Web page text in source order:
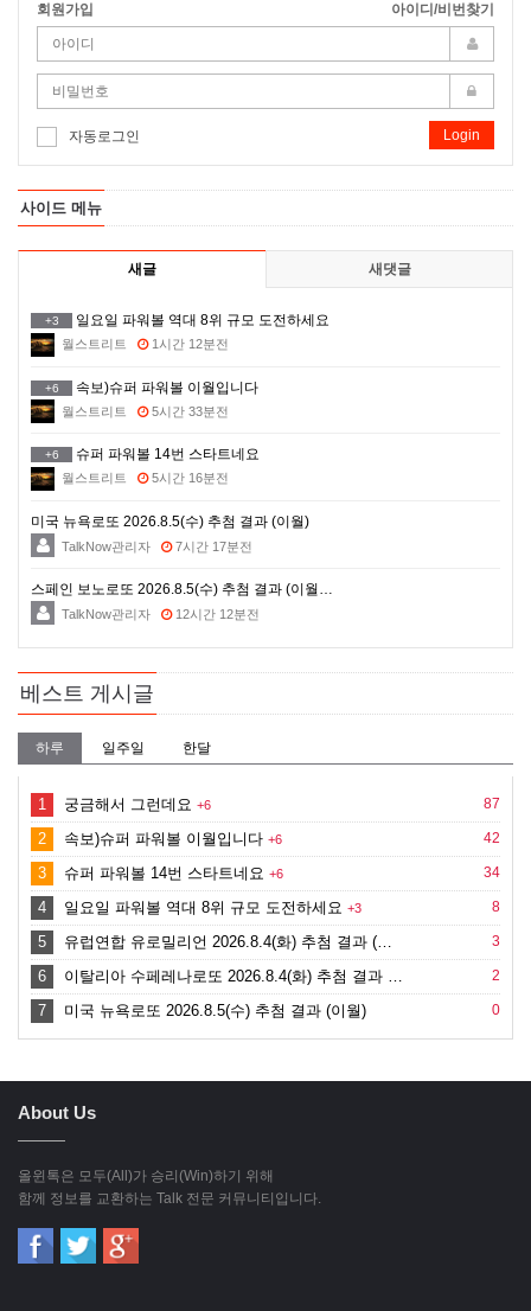
회원가입 아이디/비번찾기
자동로그인 Login
사이드 메뉴
새글 새댓글
+3 일요일 파워볼 역대 8위 규모 도전하세요
월스트리트 1시간 12분전
+6 속보)슈퍼 파워볼 이월입니다
월스트리트 5시간 33분전
+6 슈퍼 파워볼 14번 스타트네요
월스트리트 5시간 16분전
미국 뉴욕로또 2026.8.5(수) 추첨 결과 (이월)
TalkNow관리자 7시간 17분전
스페인 보노로또 2026.8.5(수) 추첨 결과 (이월…
TalkNow관리자 12시간 12분전
베스트 게시글
하루 일주일 한달
1 궁금해서 그런데요 +6 87
2 속보)슈퍼 파워볼 이월입니다 +6 42
3 슈퍼 파워볼 14번 스타트네요 +6 34
4 일요일 파워볼 역대 8위 규모 도전하세요 +3 8
5 유럽연합 유로밀리언 2026.8.4(화) 추첨 결과 (… 3
6 이탈리아 수페레나로또 2026.8.4(화) 추첨 결과 … 2
7 미국 뉴욕로또 2026.8.5(수) 추첨 결과 (이월) 0
About Us
올윈톡은 모두(All)가 승리(Win)하기 위해
함께 정보를 교환하는 Talk 전문 커뮤니티입니다.